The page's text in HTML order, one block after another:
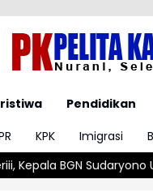
Pendidikan
KPK Imigrasi
Ungkapkan